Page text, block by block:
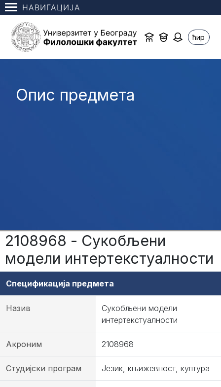
НАВИГАЦИЈА
ћир
Опис предмета
2108968 - Сукобљени
модели интертекстуалности
Спецификација предмета
Назив
Сукобљени модели
интертекстуалности
Акроним 2108968
Студијски програм Језик, књижевност, култура